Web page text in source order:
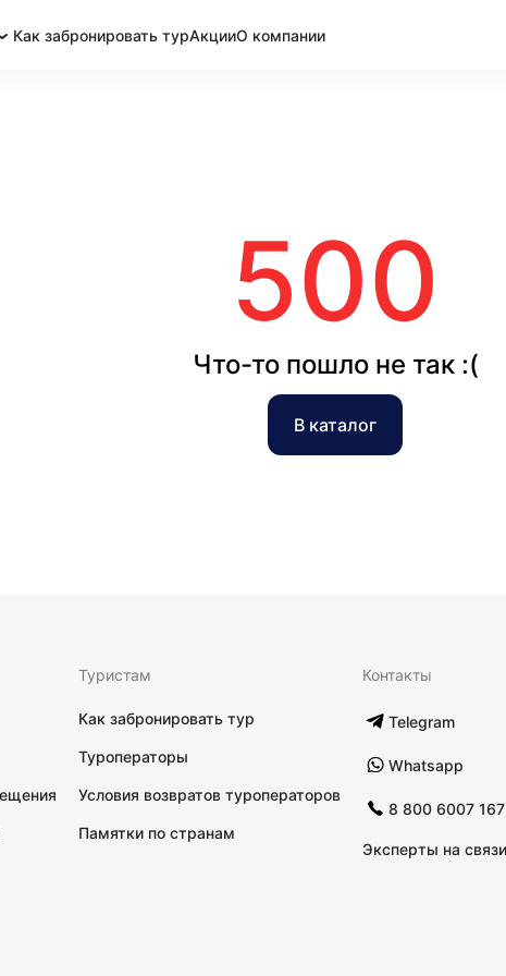
Как забронировать турАкцииО компании
500
Что-то пошло не так :(
В каталог
Туристам
Как забронировать тур
Туроператоры
Условия возвратов туроператоров
Памятки по странам
Контакты
Telegram
Whatsapp
8 800 6007 167
Эксперты на